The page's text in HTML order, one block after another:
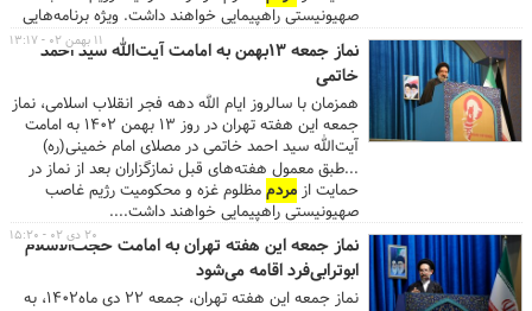
صهیونیستی راهپیمایی خواهند داشت. ویژه برنامه‌هایی
هم در دهه مبارکه فجر، در آستانه ۲۲ بهمن در حاشیه
برگزاری نماز اجرا می‌شود که برخی از مهمترین آن‌ها
عبارتند از: ۱. ...
نماز جمعه ۱۳بهمن به امامت آیت‌الله سید احمد
خاتمی
همزمان با سالروز ایام الله دهه فجر انقلاب اسلامی، نماز
جمعه این هفته تهران در روز ۱۳ بهمن ۱۴۰۲ به امامت
آیت‌الله سید احمد خاتمی در مصلای امام خمینی(ره)
برگزار می‌شود.
...طبق معمول هفته‌های قبل نمازگزاران بعد از نماز در
حمایت ازمردممظلوم غزه و محکومیت رژیم غاصب
صهیونیستی راهپیمایی خواهند داشت....
۱۱ بهمن ۰۲ - ۱۳:۱۷
نماز جمعه این هفته تهران به امامت حجت‌الاسلام
ابوترابی‌فرد اقامه می‌شود
نماز جمعه این هفته تهران، جمعه ۲۲ دی ماه۱۴۰۲، به
۲۰ دی ۰۲ - ۱۵:۲۰